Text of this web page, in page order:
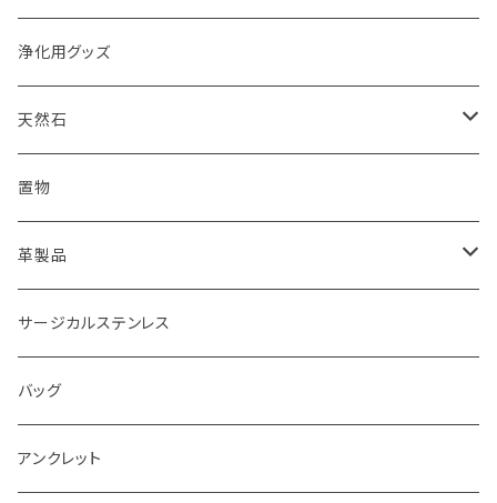
浄化用グッズ
天然石
オイル
ピアス
置物
革製品
ピアス
キーホルダー
サージカルステンレス
バッグ
アンクレット